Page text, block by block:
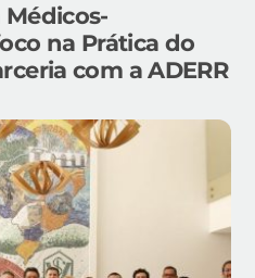
Médicos-
na Prática do
com a ADERR